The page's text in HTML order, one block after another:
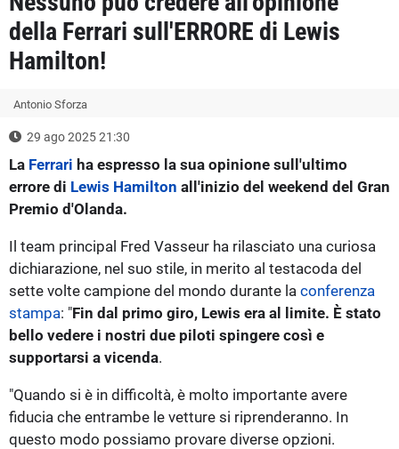
della Ferrari sull'ERRORE di Lewis
Hamilton!
Antonio Sforza
29 ago 2025 21:30
La Ferrari ha espresso la sua opinione sull'ultimo
errore di Lewis Hamilton all'inizio del weekend del Gran
Premio d'Olanda.
Il team principal Fred Vasseur ha rilasciato una curiosa
dichiarazione, nel suo stile, in merito al testacoda del
sette volte campione del mondo durante la conferenza
stampa: "Fin dal primo giro, Lewis era al limite. È stato
bello vedere i nostri due piloti spingere così e
supportarsi a vicenda.
"Quando si è in difficoltà, è molto importante avere
fiducia che entrambe le vetture si riprenderanno. In
questo modo possiamo provare diverse opzioni.